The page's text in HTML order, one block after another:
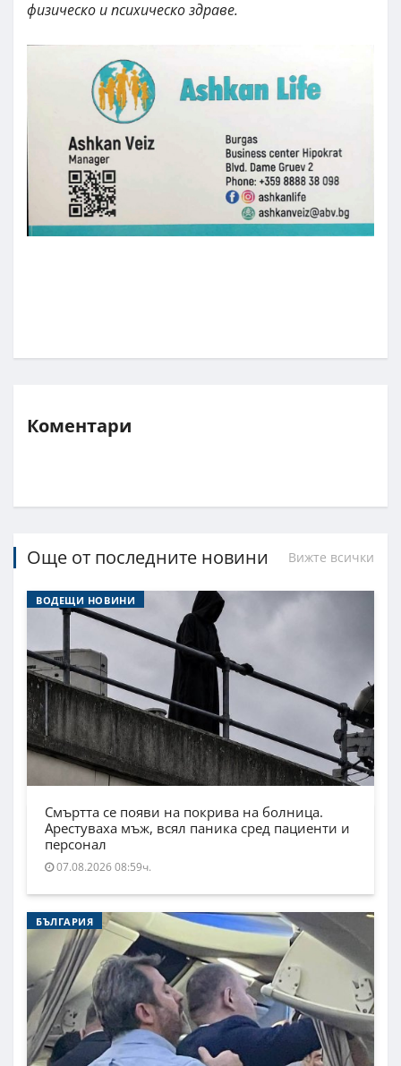
физическо и психическо здраве.
Коментари
Още от последните новини Вижте всички
ВОДЕЩИ НОВИНИ
Смъртта се появи на покрива на болница.
Арестуваха мъж, всял паника сред пациенти и
персонал
07.08.2026 08:59ч.
БЪЛГАРИЯ